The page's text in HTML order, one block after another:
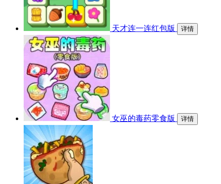
天才连一连红包版 详情
女巫的毒药零食版 详情